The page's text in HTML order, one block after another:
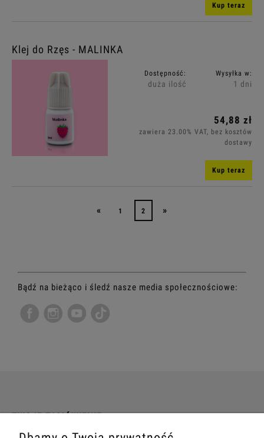
Kup teraz
Klej do Rzęs - MALINKA
Dostępność:
duża ilość
Wysyłka w:
1 dni
54,88 zł
zawiera 23.00% VAT, bez kosztów
dostawy
Kup teraz
« 1 2 »
Bądź na bieżąco i śledź nasze media społecznościowe:
TWOJE ZAMÓWIENIE